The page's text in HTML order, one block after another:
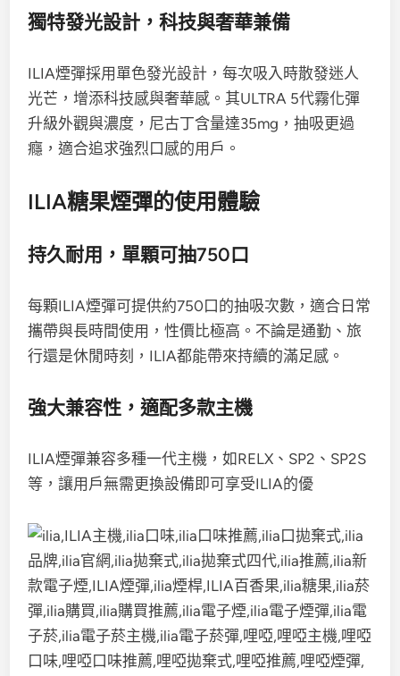
獨特發光設計，科技與奢華兼備
ILIA煙彈採用單色發光設計，每次吸入時散發迷人
光芒，增添科技感與奢華感。其ULTRA 5代霧化彈
升級外觀與濃度，尼古丁含量達35mg，抽吸更過
癮，適合追求強烈口感的用戶。
ILIA糖果煙彈的使用體驗
持久耐用，單顆可抽750口
每顆ILIA煙彈可提供約750口的抽吸次數，適合日常
攜帶與長時間使用，性價比極高。不論是通勤、旅
行還是休閒時刻，ILIA都能帶來持續的滿足感。
強大兼容性，適配多款主機
ILIA煙彈兼容多種一代主機，如RELX、SP2、SP2S
等，讓用戶無需更換設備即可享受ILIA的優